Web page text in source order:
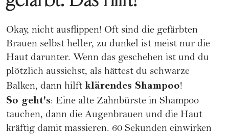
Okay, nicht ausflippen! Oft sind die gefärbten
Brauen selbst heller, zu dunkel ist meist nur die
Haut darunter. Wenn das geschehen ist und du
plötzlich aussiehst, als hättest du schwarze
Balken, dann hilft klärendes Shampoo!
So geht's: Eine alte Zahnbürste in Shampoo
tauchen, dann die Augenbrauen und die Haut
kräftig damit massieren. 60 Sekunden einwirken